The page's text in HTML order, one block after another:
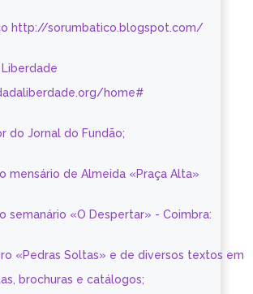
http://sorumbatico.blogspot.com/
home#
do Jornal do Fundão;
mensário de Almeida «Praça Alta»
semanário «O Despertar» - Coimbra:
«Pedras Soltas» e de diversos textos em
brochuras e catálogos;